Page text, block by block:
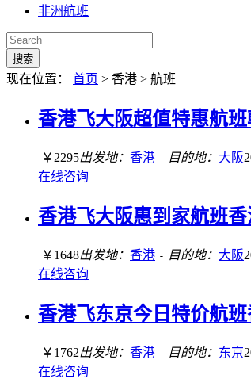
非洲航班
搜索
现在位置： 首页 > 香港 > 航班
香港飞大阪超值特惠航班
￥2295出发地： 香港 - 目的地： 大阪
在线咨询
香港飞大阪惠到家航班香
￥1648出发地： 香港 - 目的地： 大阪
在线咨询
香港飞东京今日特价航班
￥1762出发地： 香港 - 目的地： 东京
在线咨询